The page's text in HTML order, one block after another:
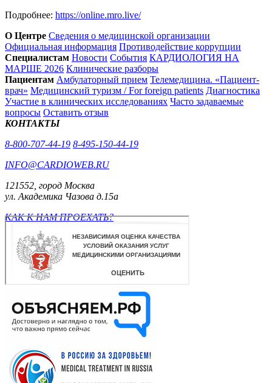
Подробнее: https://online.mro.live/
О Центре Сведения о медицинской организации
Официальная информация Противодействие коррупции
Специалистам Новости События КАРДИОЛОГИЯ НА
МАРШЕ 2026 Клинические разборы
Пациентам Амбулаторный прием Телемедицина. «Пациент-
врач» Медицинский туризм / For foreign patients Диагностика
Участие в клинических исследованиях Часто задаваемые
вопросы Оставить отзыв
КОНТАКТЫ
8-800-707-44-19 8-495-150-44-19
INFO@CARDIOWEB.RU
121552, город Москва
ул. Академика Чазова д.15а
КАК К НАМ ПРОЕХАТЬ?